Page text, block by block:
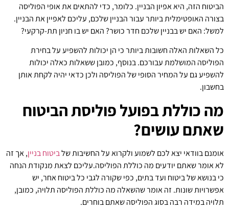
הביטוח הזה, היא אפיון הבניין. כלומר, כדי להתאים את אופי הפוליסה
בצורה האופטימלית ביותר עבור הבניין שלכם, עליכם לאפיין את הבניין.
למשל: האם יש בבניין שלכם חדר כושר? האם יש בו חניון תת-קרקעי?
כל השאלות האלה חשובות ביותר כי הן יכולות להשפיע על בחירת
הפוליסה המושלמת עבורכם. בנוסף, כמובן ששאלות כאלה יכולות
להשפיע גם על המחיר הסופי של הפוליסה ולכן כדאי יהיה לקחת אותן
בחשבון.
מה כוללת בפועל פוליסת הביטוח
שאתם עושים?
אומנם בוודאי יצא לכם לשמוע ולקרוא על החשיבות שלביטוח בניין, אך זה
לא אומר שאתם יודעים מה כוללת הפוליסה.עליכם לצאת מנקודת הנחה
כי בנושא של ביטוח ועד בתים, כפי שקורה לגבי כל ביטוח אחר, יש
אפשרויות שונות. זה אומר שהשאלה מה כוללת הפוליסה תלויה, כמובן,
תלויה במידה רבה בסוג הפוליסה שאתם בוחרים.